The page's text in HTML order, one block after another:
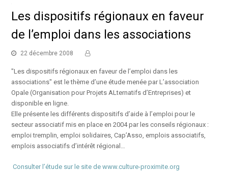
Les dispositifs régionaux en faveur
de l’emploi dans les associations
22 décembre 2008
"Les dispositifs régionaux en faveur de l’emploi dans les
associations" est le thème d’une étude menée par L’association
Opale (Organisation pour Projets ALternatifs d’Entreprises) et
disponible en ligne.
Elle présente les différents dispositifs d’aide à l’emploi pour le
secteur associatif mis en place en 2004 par les conseils régionaux :
emploi tremplin, emploi solidaires, Cap’Asso, emplois associatifs,
emplois associatifs d’intérêt régional…
Consulter l’étude sur le site de www.culture-proximite.org